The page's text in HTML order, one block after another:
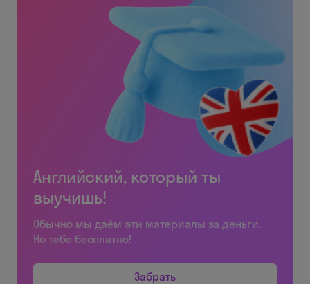
Английский, который ты
выучишь!
Обычно мы даём эти материалы за деньги.
Но тебе бесплатно!
Забрать